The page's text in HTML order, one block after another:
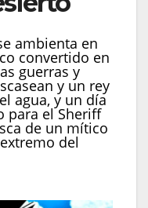
ambienta en
convertido en
guerras y
y un rey
agua, y un día
para el Sheriff
de un mítico
del